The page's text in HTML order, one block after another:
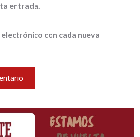
entrada.
con cada nueva